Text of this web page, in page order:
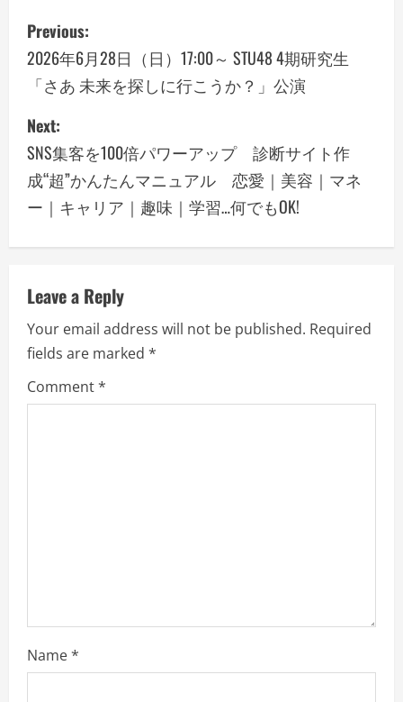
P
o
s
t
n
a
v
i
g
a
t
Previous:
2026年6月28日（日）17:00～ STU48 4期研究生
「さあ 未来を探しに行こうか？」公演
Next:
SNS集客を100倍パワーアップ 診断サイト作
成“超”かんたんマニュアル 恋愛｜美容｜マネ
ー｜キャリア｜趣味｜学習…何でもOK!
Leave a Reply
Your email address will not be published. Required
fields are marked *
Comment*
Name*